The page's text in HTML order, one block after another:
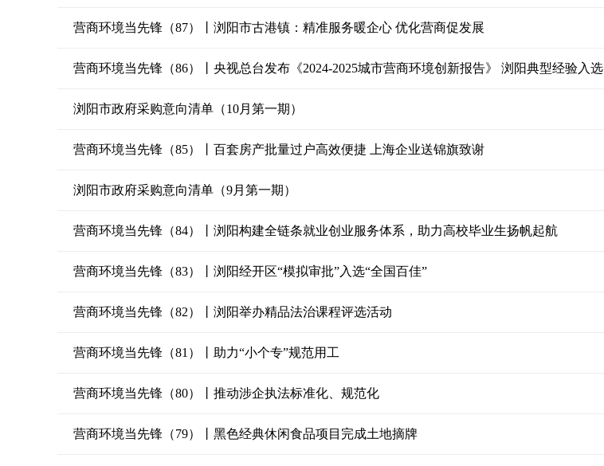
营商环境当先锋（87）丨浏阳市古港镇：精准服务暖企心 优化营商促发展
营商环境当先锋（86）丨央视总台发布《2024-2025城市营商环境创新报告》 浏阳典型经验入选
浏阳市政府采购意向清单（10月第一期）
营商环境当先锋（85）丨百套房产批量过户高效便捷 上海企业送锦旗致谢
浏阳市政府采购意向清单（9月第一期）
营商环境当先锋（84）丨浏阳构建全链条就业创业服务体系，助力高校毕业生扬帆起航
营商环境当先锋（83）丨浏阳经开区“模拟审批”入选“全国百佳”
营商环境当先锋（82）丨浏阳举办精品法治课程评选活动
营商环境当先锋（81）丨助力“小个专”规范用工
营商环境当先锋（80）丨推动涉企执法标准化、规范化
营商环境当先锋（79）丨黑色经典休闲食品项目完成土地摘牌